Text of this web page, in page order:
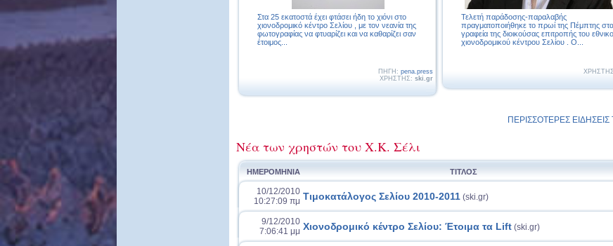
Στα 25 εκατοστά έχει φτάσει ήδη το χιόνι στο
χιονοδρομικό κέντρο Σελίου , με τον νεανία της
φωτογραφίας να φτυαρίζει και να καθαρίζει σαν
έτοιμος...
ΠΗΓΗ: pena.press
ΧΡΗΣΤΗΣ: ski.gr
Τελετή παράδοσης-παραλαβής
πραγματοποιήθηκε το πρωί της Πέμπτης στα
γραφεία της διοικούσας επιτροπής του
χιονοδρομικού κέντρου Σελίου . Ο...
ΠΕΡΙΣΣΟΤΕΡΕΣ ΕΙΔΗΣΕΙΣ
Νέα των χρηστών του Χ.Κ. Σέλι
ΗΜΕΡΟΜΗΝΙΑ ΤΙΤΛΟΣ
10/12/2010
10:27:09 πμ Τιμοκατάλογος Σελίου 2010-2011 (ski.gr)
9/12/2010
7:06:41 μμ Χιονοδρομικό κέντρο Σελίου: Έτοιμα τα Lift (ski.gr)